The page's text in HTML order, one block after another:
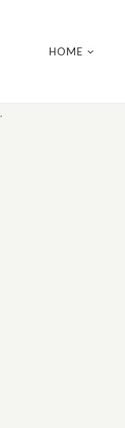
.
HOME